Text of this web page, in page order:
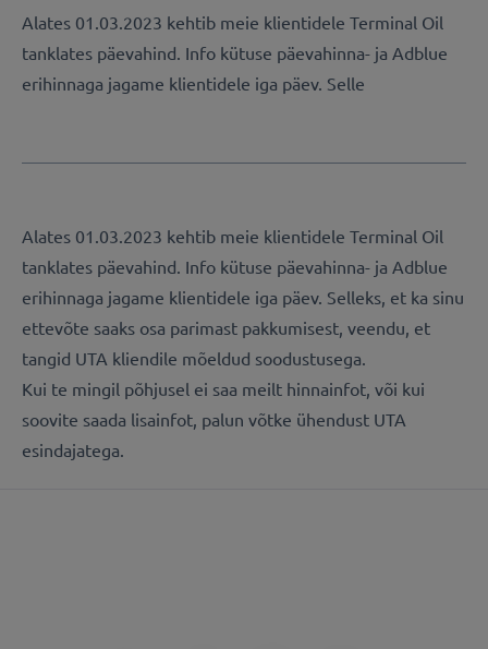
Alates 01.03.2023 kehtib meie klientidele Terminal Oil
tanklates päevahind. Info kütuse päevahinna- ja Adblue
erihinnaga jagame klientidele iga päev. Selle
Alates 01.03.2023 kehtib meie klientidele Terminal Oil
tanklates päevahind. Info kütuse päevahinna- ja Adblue
erihinnaga jagame klientidele iga päev. Selleks, et ka sinu
ettevõte saaks osa parimast pakkumisest, veendu, et
tangid UTA kliendile mõeldud soodustusega.
Kui te mingil põhjusel ei saa meilt hinnainfot, või kui
soovite saada lisainfot, palun võtke ühendust UTA
esindajatega.